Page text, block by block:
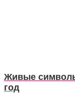
Живые
год